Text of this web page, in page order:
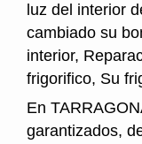
luz del interior
cambiado su
interior,
frigorifico, Su
En
garantizados,